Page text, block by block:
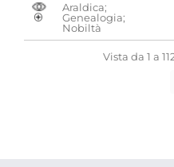
Araldica;
Genealogia;
Nobiltà
Vista da 1 a